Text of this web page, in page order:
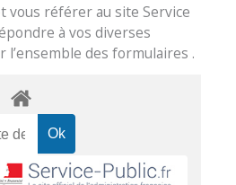
vous référer au site Service
à vos diverses
des formulaires .